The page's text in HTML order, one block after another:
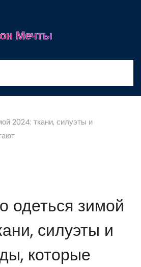
2024: ткани, силуэты и
одеться зимой
силуэты и
которые